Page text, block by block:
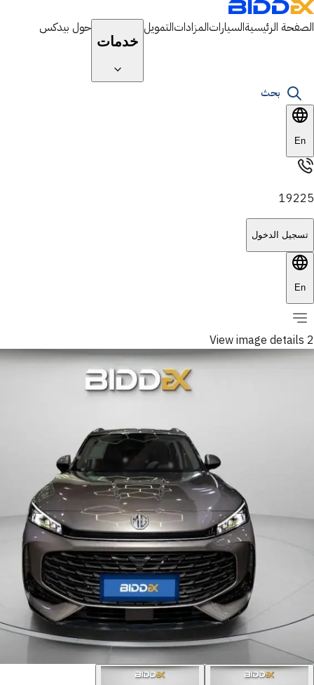
الصفحة الرئيسيةالسياراتالمزاداتالتمويل
خدمات
حول بيدكس
بحث
En
19225
تسجيل الدخول
En
View image details 2